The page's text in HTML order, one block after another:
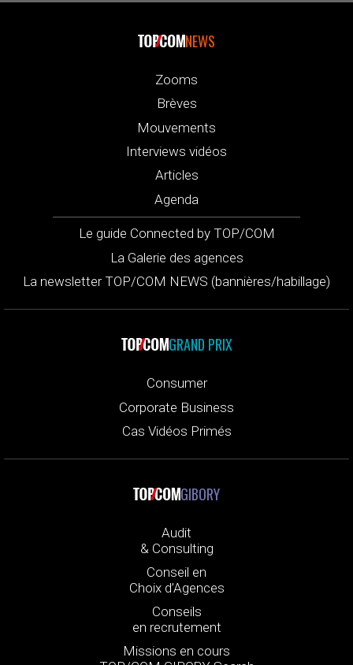
NEWS
Zooms
Brèves
Mouvements
Interviews vidéos
Articles
Agenda
Le guide Connected by TOP/COM
La Galerie des agences
La newsletter TOP/COM NEWS (bannières/habillage)
GRAND PRIX
Consumer
Corporate Business
Cas Vidéos Primés
GIBORY
Audit
& Consulting
Conseil en
Choix d’Agences
Conseils
en recrutement
Missions en cours